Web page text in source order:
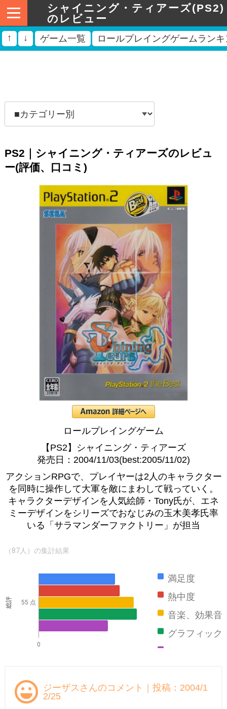
シャイニング・ティアーズ(PS2)
のレビュー
↑ ↓ ゲーム一覧 ロールプレイングゲームラン
PS2｜シャイニング・ティアーズのレビュ
ー(評価、口コミ)
ロールプレイングゲーム
【PS2】シャイニング・ティアーズ
発売日：2004/11/03(best:2005/11/02)
アクションRPGで、プレイヤーは2人のキャラクター
を同時に操作して大軍を敵にまわして戦っていく。
キャラクターデザインを人気絵師・Tony氏が、エネ
ミーデザインをシリーズでおなじみの玉木美孝氏率
いる「サラマンダーファクトリー」が担当
（87人）の集計結果
満足度
熱中度
音楽、効果音
グラフィック
0
55 点
総評
ジーザスさんのコメント｜投稿：2004/1
2/25